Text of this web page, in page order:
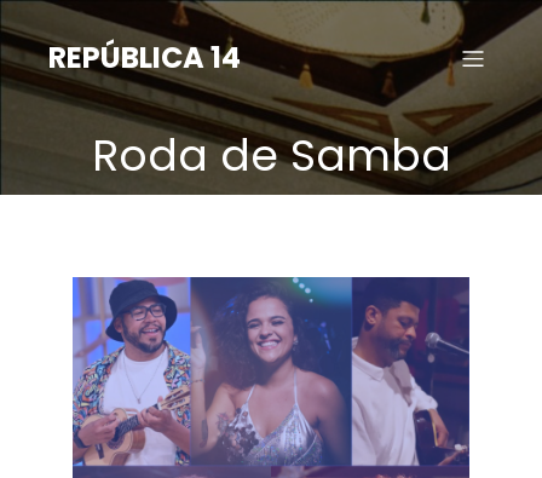
Saltar
para
o
conteúdoREPÚBLICA 14
Roda de Samba